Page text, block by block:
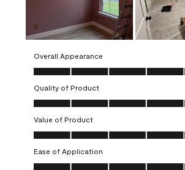
Overall Appearance
Overall Appearance, 5.0 out of 5
Quality of Product
Quality of Product, 5.0 out of 5
Value of Product
Value of Product, 5.0 out of 5
Ease of Application
Ease of Application, 5.0 out of 5